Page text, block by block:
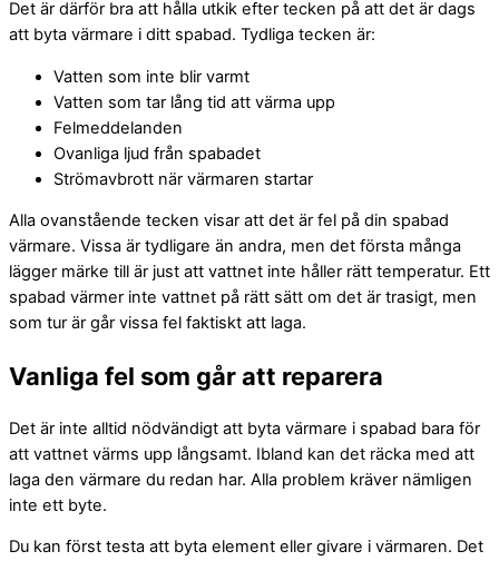
Det är därför bra att hålla utkik efter tecken på att det är dags
att byta värmare i ditt spabad. Tydliga tecken är:
Vatten som inte blir varmt
Vatten som tar lång tid att värma upp
Felmeddelanden
Ovanliga ljud från spabadet
Strömavbrott när värmaren startar
Alla ovanstående tecken visar att det är fel på din spabad
värmare. Vissa är tydligare än andra, men det första många
lägger märke till är just att vattnet inte håller rätt temperatur. Ett
spabad värmer inte vattnet på rätt sätt om det är trasigt, men
som tur är går vissa fel faktiskt att laga.
Vanliga fel som går att reparera
Det är inte alltid nödvändigt att byta värmare i spabad bara för
att vattnet värms upp långsamt. Ibland kan det räcka med att
laga den värmare du redan har. Alla problem kräver nämligen
inte ett byte.
Du kan först testa att byta element eller givare i värmaren. Det